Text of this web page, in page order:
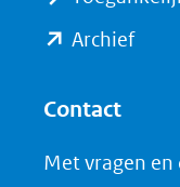
Archief
Contact
Met vragen